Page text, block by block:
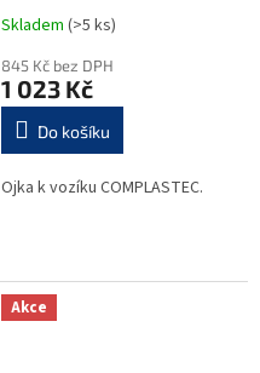
Skladem (>5 ks)
845 Kč bez DPH
1 023 Kč
Do košíku
Ojka k vozíku COMPLASTEC.
Akce